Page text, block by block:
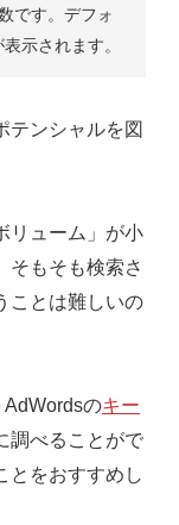
です。デフォ
示されます。
テンシャルを図
リューム」が小
そもそも検索さ
ことは難しいの
のキー
調べることがで
とをおすすめし